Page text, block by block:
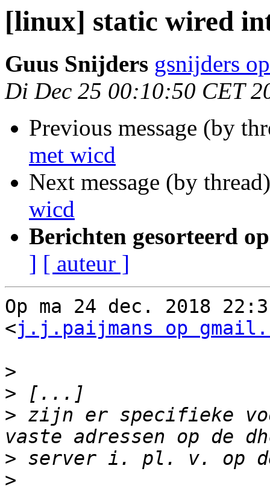
[linux] static wired
Guus Snijders gsnijders
Di Dec 25 00:10:50 CET
Previous message (by
met wicd
Next message (by
wicd
Berichten gesorteerd
] [ auteur ]
Op ma 24 dec. 2018
<j.j.paijmans op
>
>
> zijn er specifieke
>
>